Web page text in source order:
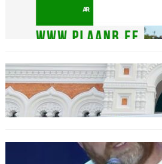
Täname Plaan B
20.10.2025
Urbo Vaarmann:
muutunud